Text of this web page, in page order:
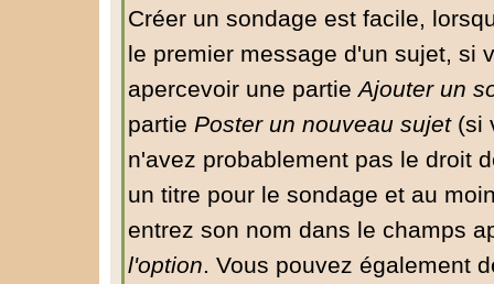
Créer un sondage est facile,
le premier message d'un sujet, si
apercevoir une partieAjouter un
partie Poster un nouveau sujet(si
n'avez probablement pas le droit
un titre pour le sondage et au
entrez son nom dans le champs
l'option. Vous pouvez également